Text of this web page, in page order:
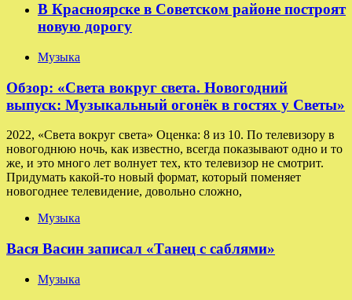
В Красноярске в Советском районе построят
новую дорогу
Музыка
Обзор: «Света вокруг света. Новогодний
выпуск: Музыкальный огонёк в гостях у Светы»
2022, «Света вокруг света» Оценка: 8 из 10. По телевизору в
новогоднюю ночь, как известно, всегда показывают одно и то
же, и это много лет волнует тех, кто телевизор не смотрит.
Придумать какой-то новый формат, который поменяет
новогоднее телевидение, довольно сложно,
Музыка
Вася Васин записал «Танец с саблями»
Музыка